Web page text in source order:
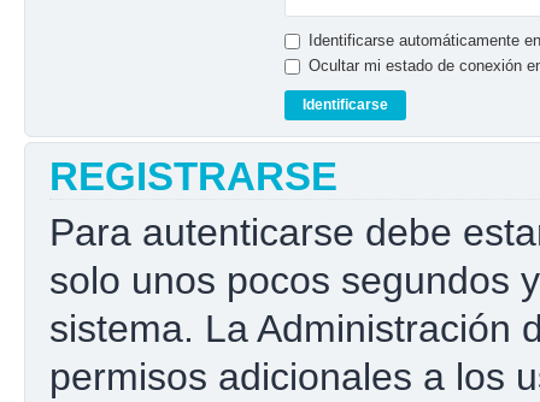
Identificarse automáticamente
Ocultar mi estado de conexión
REGISTRARSE
Para autenticarse debe
solo unos pocos segundos
sistema. La Administración
permisos adicionales a los